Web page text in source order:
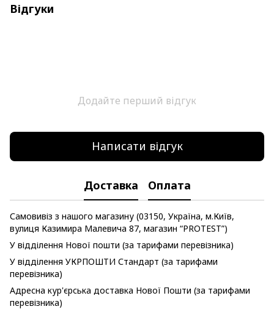
Відгуки
Додайте перший відгук
Написати відгук
Доставка Оплата
Самовивіз з нашого магазину (03150, Україна, м.Київ,
вулиця Казимира Малевича 87, магазин “PROTEST”)
У відділення Нової пошти (за тарифами перевізника)
У відділення УКРПОШТИ Стандарт (за тарифами
перевізника)
Адресна кур'єрська доставка Нової Пошти (за тарифами
перевізника)